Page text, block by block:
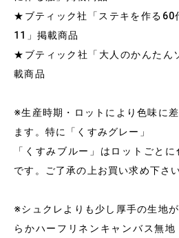
★ブティック社「ステキを作る60
11」掲載商品
★ブティック社「大人のかんたん
載商品
※生産時期・ロットにより色味に
ます。特に「くすみグレー」
「くすみブルー」はロットごと
です。ご了承の上お買い求め下さ
※シュクレよりも少し厚手の生地
らかハーフリネンキャンバス無